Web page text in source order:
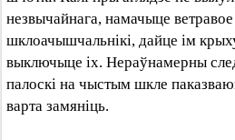
незвычайнага, намачыце
шклоачышчальнікі, дайце ім
выключыце іх. Нераўнамерны
палоскі на чыстым шкле
варта замяніць.